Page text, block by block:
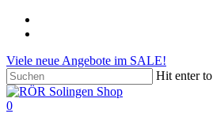
Skip
content
Viele neue Angebote im SALE!
Hit enter
Close
Search
search
account
0